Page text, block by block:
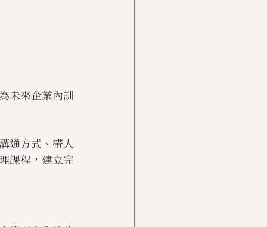
未來企業內訓
通方式、帶人
課程，建立完